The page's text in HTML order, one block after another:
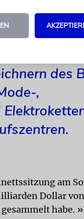
Parteien
des
,
am
Dollar von
habe.